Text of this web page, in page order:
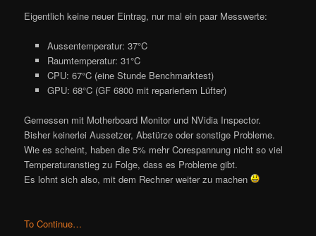
Eigentlich keine neuer Eintrag, nur mal ein paar Messwerte:
Aussentemperatur: 37°C
Raumtemperatur: 31°C
CPU: 67°C (eine Stunde Benchmarktest)
GPU: 68°C (GF 6800 mit repariertem Lüfter)
Gemessen mit Motherboard Monitor und NVidia Inspector.
Bisher keinerlei Aussetzer, Abstürze oder sonstige Probleme.
Wie es scheint, haben die 5% mehr Corespannung nicht so viel
Temperaturanstieg zu Folge, dass es Probleme gibt.
Es lohnt sich also, mit dem Rechner weiter zu machen
To Continue…